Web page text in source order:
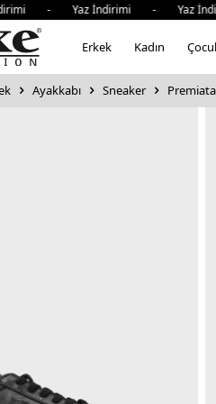
- Yaz İndirimi - Yaz
Erkek Kadın
Ayakkabı Sneaker